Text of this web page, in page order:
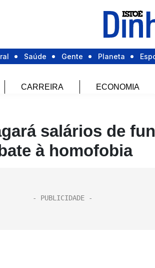
Saúde Gente Planeta
CARREIRA ECONOMIA
salários de
à homofobia